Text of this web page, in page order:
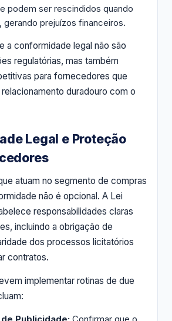
podem ser rescindidos quando
prejuízos financeiros.
a conformidade legal não são
regulatórias, mas também
para fornecedores que
duradouro com o
Legal e Proteção
atuam no segmento de compras
não é opcional. A Lei
responsabilidades claras
incluindo a obrigação de
dos processos licitatórios
contratos.
implementar rotinas de due